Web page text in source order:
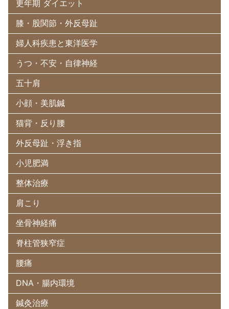
更年期 ダイエット
膝・股関節・外反母趾
婦人科疾患と東洋医学
うつ・不安・自律神経
五十肩
小顔・美肌鍼
猫背・反り腰
外反母趾・浮き指
小児肥満
整体治療
肩こり
坐骨神経痛
脊柱管狭窄症
腰痛
DNA・腸内環境
鍼灸治療